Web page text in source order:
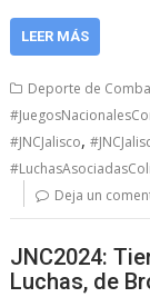
LEER MÁS
Deporte de
#JNCJalisco,
Deja un
JNC2024:
Luchas, de